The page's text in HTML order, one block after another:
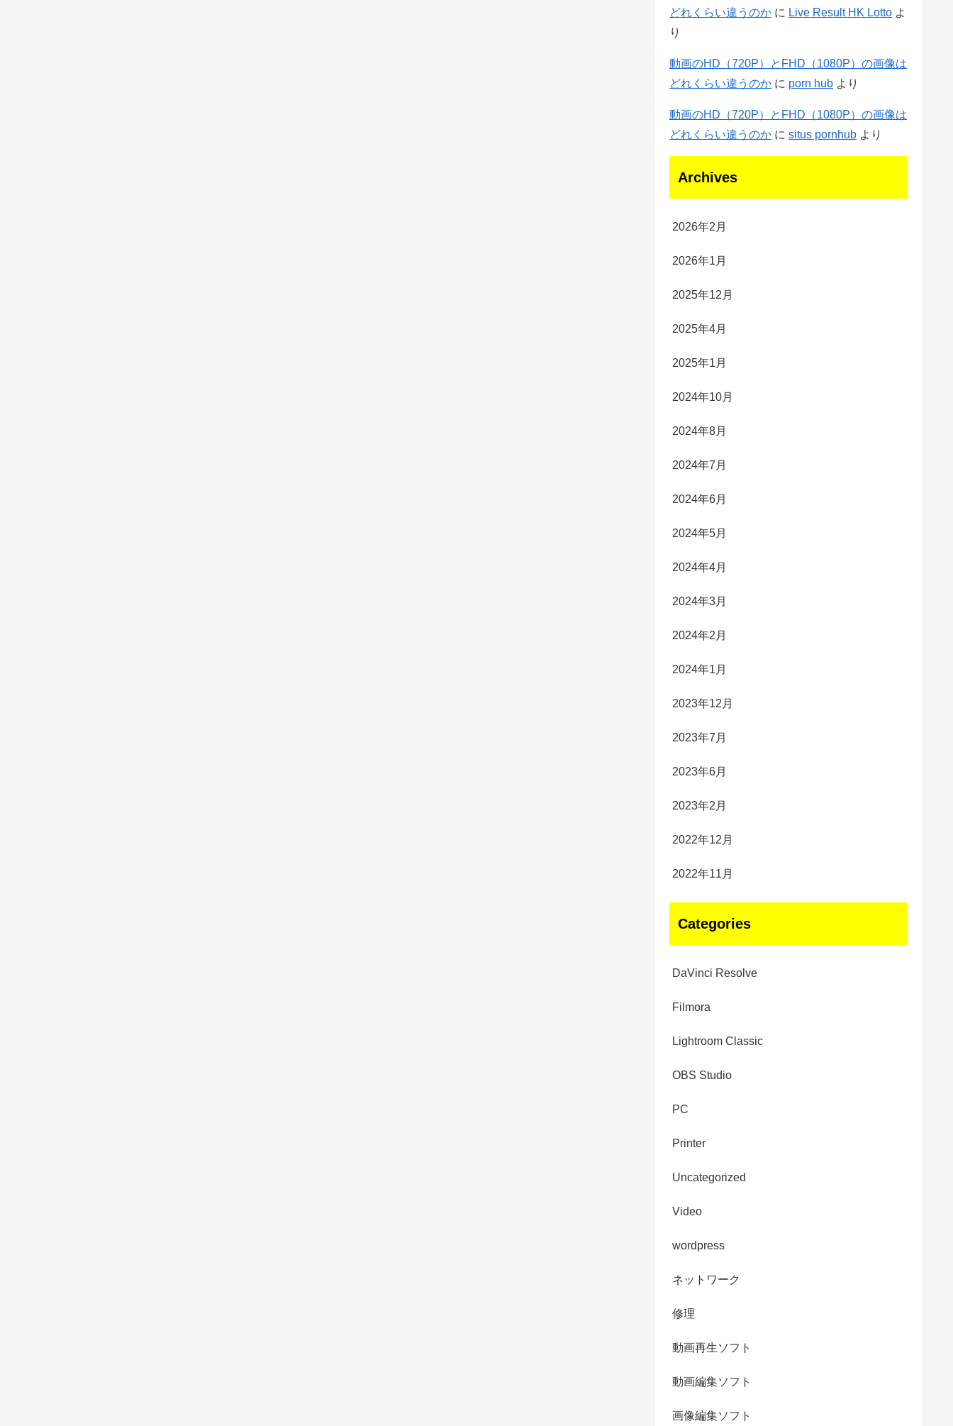
どれくらい違うのか に Live Result HK Lotto よ
り
動画のHD（720P）とFHD（1080P）の画像は
どれくらい違うのか に porn hub より
動画のHD（720P）とFHD（1080P）の画像は
どれくらい違うのか に situs pornhub より
Archives
2026年2月
2026年1月
2025年12月
2025年4月
2025年1月
2024年10月
2024年8月
2024年7月
2024年6月
2024年5月
2024年4月
2024年3月
2024年2月
2024年1月
2023年12月
2023年7月
2023年6月
2023年2月
2022年12月
2022年11月
Categories
DaVinci Resolve
Filmora
Lightroom Classic
OBS Studio
PC
Printer
Uncategorized
Video
wordpress
ネットワーク
修理
動画再生ソフト
動画編集ソフト
画像編集ソフト